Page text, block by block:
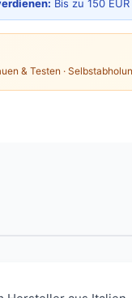
Bis zu 150
& Testen ·